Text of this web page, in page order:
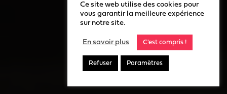
Ce site web utilise des cookies pour
vous garantir la meilleure expérience
sur notre site.
En savoir plus C'est compris !
Refuser Paramètres